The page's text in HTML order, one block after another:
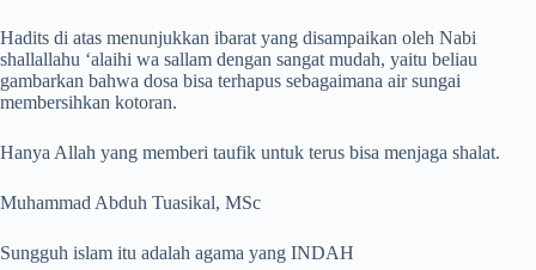
Hadits di atas menunjukkan ibarat yang disampaikan oleh Nabi
shallallahu ‘alaihi wa sallam dengan sangat mudah, yaitu beliau
gambarkan bahwa dosa bisa terhapus sebagaimana air sungai
membersihkan kotoran.
Hanya Allah yang memberi taufik untuk terus bisa menjaga shalat.
Muhammad Abduh Tuasikal, MSc
Sungguh islam itu adalah agama yang INDAH